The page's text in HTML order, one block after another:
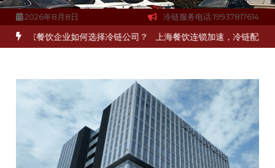
2026年8月8日 冷链服务电话:19937817614
餐饮企业如何选择冷链公司？ 上海餐饮连锁加速，冷链配送如何破